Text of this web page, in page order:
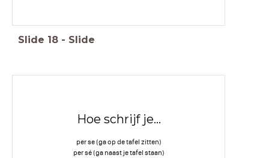
Slide 18 - Slide
Hoe schrijf je...
per se (ga op de tafel zitten)
per sé (ga naast je tafel staan)